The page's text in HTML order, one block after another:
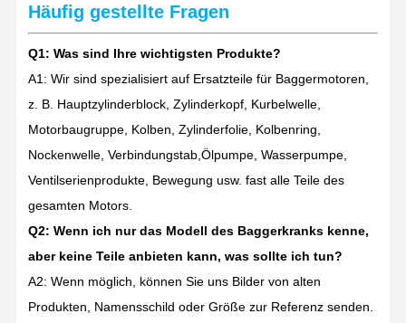
Häufig gestellte Fragen
Q1: Was sind Ihre wichtigsten Produkte?
A1: Wir sind spezialisiert auf Ersatzteile für Baggermotoren,
z. B. Hauptzylinderblock, Zylinderkopf, Kurbelwelle,
Motorbaugruppe, Kolben, Zylinderfolie, Kolbenring,
Nockenwelle, Verbindungstab,Ölpumpe, Wasserpumpe,
Ventilserienprodukte, Bewegung usw. fast alle Teile des
gesamten Motors.
Q2: Wenn ich nur das Modell des Baggerkranks kenne,
aber keine Teile anbieten kann, was sollte ich tun?
A2: Wenn möglich, können Sie uns Bilder von alten
Produkten, Namensschild oder Größe zur Referenz senden.